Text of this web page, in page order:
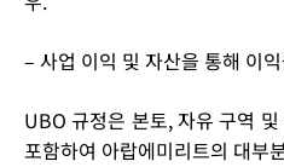
– 사업 이익 및 자산을 통해 이
UBO 규정은 본토, 자유 구역
포함하여 아랍에미리트의 대부